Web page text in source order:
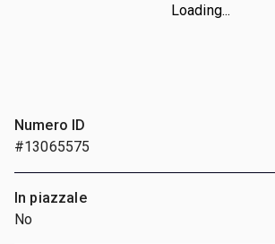
Loading...
Numero ID
#13065575
In piazzale
No